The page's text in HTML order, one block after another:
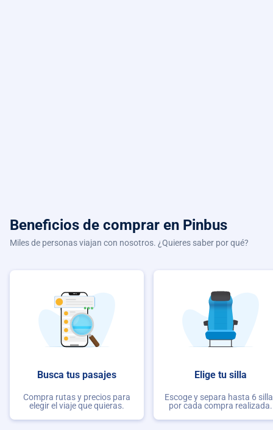
Beneficios de comprar en Pinbus
Miles de personas viajan con nosotros. ¿Quieres saber por qué?
Busca tus pasajes
Compra rutas y precios para
elegir el viaje que quieras.
Elige tu silla
Escoge y separa hasta 6
por cada compra realizada.